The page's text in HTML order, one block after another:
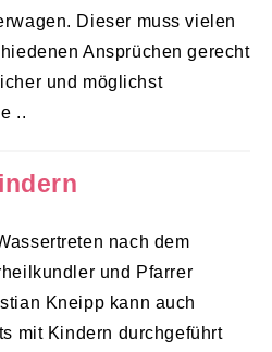
Dieser muss vielen
Ansprüchen gerecht
und möglichst
..
nach dem
und Pfarrer
Kneipp kann auch
mit Kindern durchgeführt